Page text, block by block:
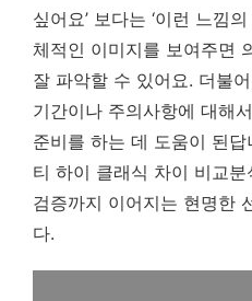
싶어요’ 보다는 ‘이런 느낌
체적인 이미지를 보여주면
잘 파악할 수 있어요. 더불
기간이나 주의사항에 대해
준비를 하는 데 도움이 된
티 하이 클래식 차이 비교
검증까지 이어지는 현명한
다.